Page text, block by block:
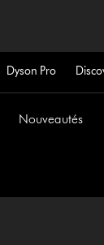
Dyson Pro
Nouveautés